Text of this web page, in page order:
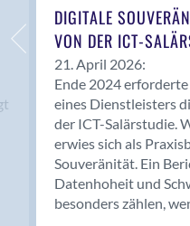
Basel
Bassersdorf
Belp
Bendern
Benken (SG)
Bergdietikon
Berlin
Bern
Bern - Liebefeld
DIGITALE
VON DER ICT-
21. April 2026:
Ende 2024
eines Dienstleisters
der ICT-Salärstudie.
erwies sich als
Souveränität. Ein
Datenhoheit und
besonders zählen,